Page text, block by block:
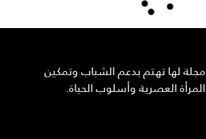
مجلة لها تهتم بدعم الشباب وتمكين
المرأة العصرية وأسلوب الحياة.